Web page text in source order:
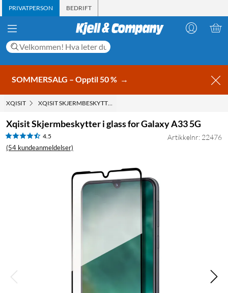
PRIVATPERSON BEDRIFT
SOMMERSALG – Opptil 50 % →
XQISIT XQISIT SKJERMBESKYTTER I GLASS FOR GALAXY A33 5G
Xqisit Skjermbeskytter i glass for Galaxy A33 5G
4.5
(54 kundeanmeldelser)
Artikkelnr: 22476